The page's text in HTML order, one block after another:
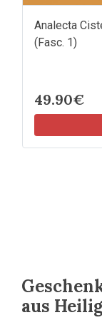
Analecta
(Fasc. 1)
49.90€
aus